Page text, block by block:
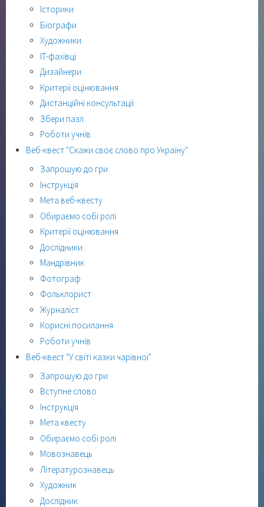
Історики
Біографи
Художники
ІТ-фахівці
Дизайнери
Критерії оцінювання
Дистанційні консультації
Збери пазл
Роботи учнів
Веб-квест "Скажи своє слово про Україну"
Запрошую до гри
Інструкція
Мета веб-квесту
Обираємо собі ролі
Критерії оцінювання
Дослідники
Мандрівник
Фотограф
Фольклорист
Журналіст
Корисні посилання
Роботи учнів
Веб-квест "У світі казки чарівної"
Запрошую до гри
Вступне слово
Інструкція
Мета квесту
Обираємо собі ролі
Мовознавець
Літературознавець
Художник
Дослідник